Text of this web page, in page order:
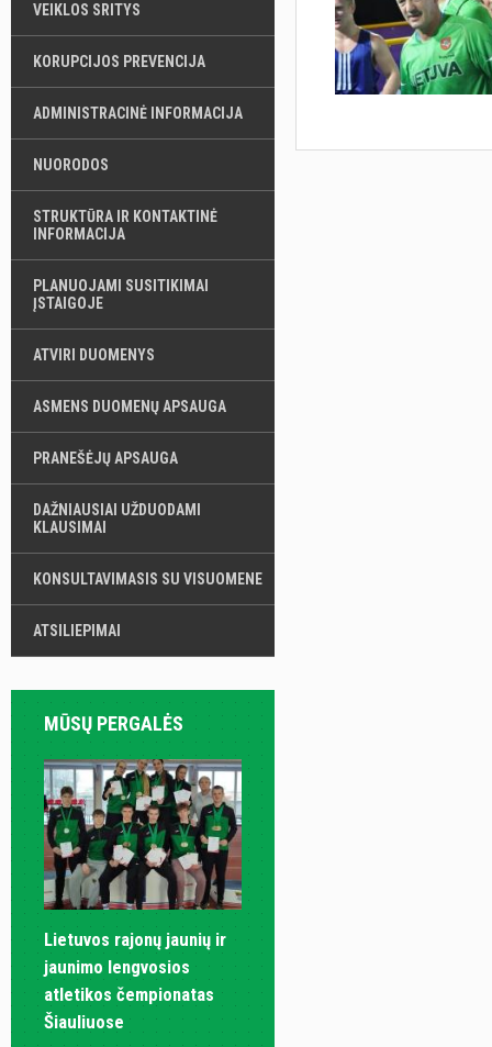
VEIKLOS SRITYS
KORUPCIJOS PREVENCIJA
ADMINISTRACINĖ INFORMACIJA
NUORODOS
STRUKTŪRA IR KONTAKTINĖ
INFORMACIJA
PLANUOJAMI SUSITIKIMAI
ĮSTAIGOJE
ATVIRI DUOMENYS
ASMENS DUOMENŲ APSAUGA
PRANEŠĖJŲ APSAUGA
DAŽNIAUSIAI UŽDUODAMI
KLAUSIMAI
KONSULTAVIMASIS SU VISUOMENE
ATSILIEPIMAI
MŪSŲ PERGALĖS
Lietuvos rajonų jaunių ir
jaunimo lengvosios
atletikos čempionatas
Šiauliuose